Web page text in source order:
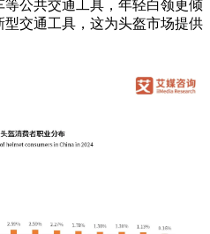
公共交通工具，年轻白领更倾
交通工具，这为头盔市场提供